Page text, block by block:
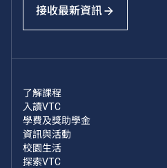
接收最新資訊
了解課程
入讀VTC
學費及獎助學金
資訊與活動
校園生活
探索VTC